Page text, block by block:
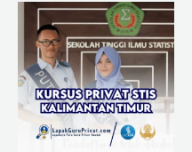
This
product
has
multiple
variants.
The
options